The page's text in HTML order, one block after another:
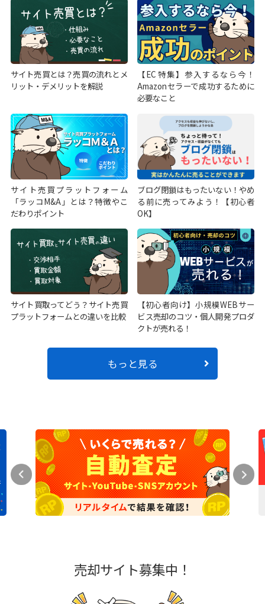
サイト売買とは？売買の流れとメ
リット・デメリットを解説
【EC特集】参入するなら今！
Amazonセラーで成功するために
必要なこと
サイト売買プラットフォーム
「ラッコM&A」とは？特徴やこ
だわりポイント
ブログ閉鎖はもったいない！やめ
る前に売ってみよう！【初心者
OK】
サイト買取ってどう？サイト売買
プラットフォームとの違いを比較
【初心者向け】小規模WEBサー
ビス売却のコツ・個人開発プロダ
クトが売れる！
もっと見る
売却サイト募集中！